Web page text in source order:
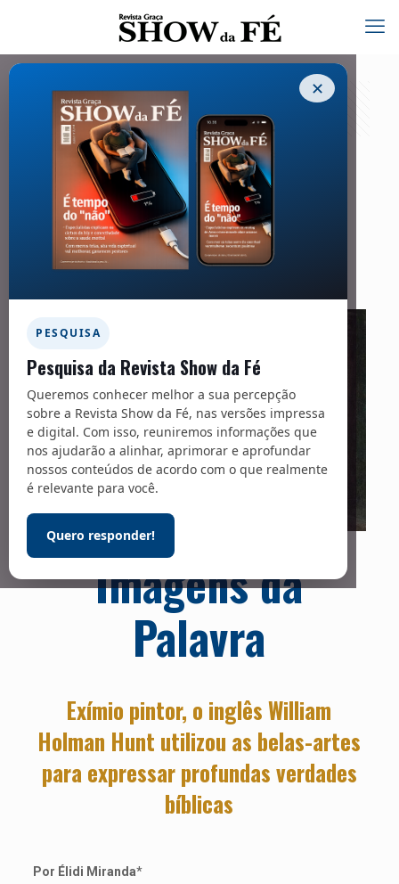
✕
PESQUISA
Pesquisa da Revista Show da Fé
Queremos conhecer melhor a sua percepção
sobre a Revista Show da Fé, nas versões impressa
e digital. Com isso, reuniremos informações que
nos ajudarão a alinhar, aprimorar e aprofundar
nossos conteúdos de acordo com o que realmente
é relevante para você.
Quero responder!
Heróis da Fé | William Holman Hunt
01/03/2022
Facebook Twitter
Messenger
Foto: Wikimedia Foundation
Imagens da
Palavra
Exímio pintor, o inglês William
Holman Hunt utilizou as belas-artes
para expressar profundas verdades
bíblicas
Por Élidi Miranda*